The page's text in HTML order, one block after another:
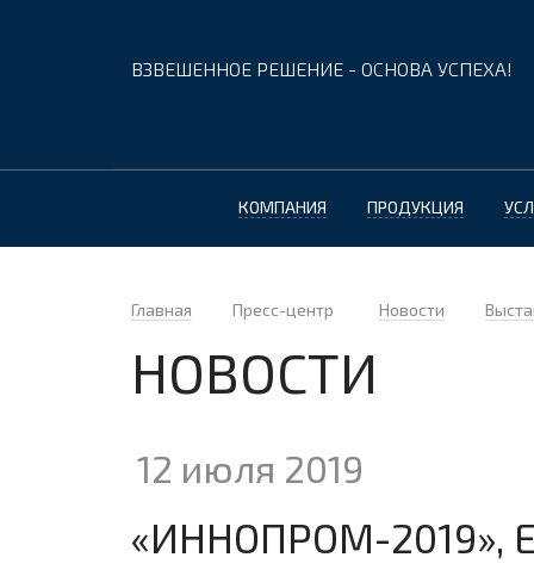
ВЗВЕШЕННОЕ РЕШЕНИЕ - ОСНОВА УСПЕХА!
КОМПАНИЯ ПРОДУКЦИЯ
Главная Пресс-центр Новости
НОВОСТИ
12 июля 2019
«ИННОПРОМ-2019»,